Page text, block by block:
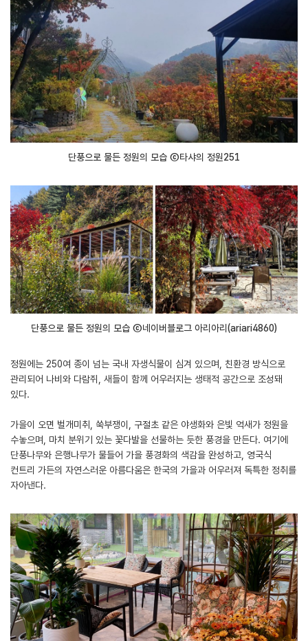
단풍으로 물든 정원의 모습 ⓒ타샤의 정원251
단풍으로 물든 정원의 모습 ⓒ네이버블로그 아리아리(ariari4860)
정원에는 250여 종이 넘는 국내 자생식물이 심겨 있으며, 친환경 방식으로
관리되어 나비와 다람쥐, 새들이 함께 어우러지는 생태적 공간으로 조성돼
있다.
가을이 오면 벌개미취, 쑥부쟁이, 구절초 같은 야생화와 은빛 억새가 정원을
수놓으며, 마치 분위기 있는 꽃다발을 선물하는 듯한 풍경을 만든다. 여기에
단풍나무와 은행나무가 물들어 가을 풍경화의 색감을 완성하고, 영국식
컨트리 가든의 자연스러운 아름다움은 한국의 가을과 어우러져 독특한 정취를
자아낸다.